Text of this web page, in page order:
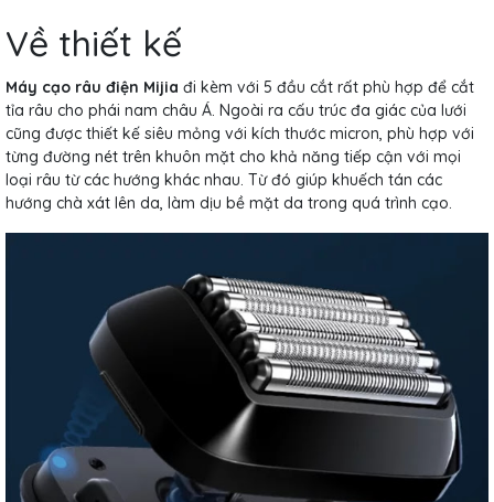
Về thiết kế
Máy cạo râu điện Mijia đi kèm với 5 đầu cắt rất phù hợp để cắt
tỉa râu cho phái nam châu Á. Ngoài ra cấu trúc đa giác của lưới
cũng được thiết kế siêu mỏng với kích thước micron, phù hợp với
từng đường nét trên khuôn mặt cho khả năng tiếp cận với mọi
loại râu từ các hướng khác nhau. Từ đó giúp khuếch tán các
hướng chà xát lên da, làm dịu bề mặt da trong quá trình cạo.